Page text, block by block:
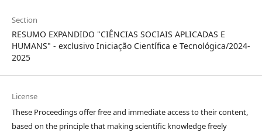
Section
RESUMO EXPANDIDO "CIÊNCIAS SOCIAIS APLICADAS E
HUMANS" - exclusivo Iniciação Científica e Tecnológica/2024-
2025
License
These Proceedings offer free and immediate access to their content,
based on the principle that making scientific knowledge freely